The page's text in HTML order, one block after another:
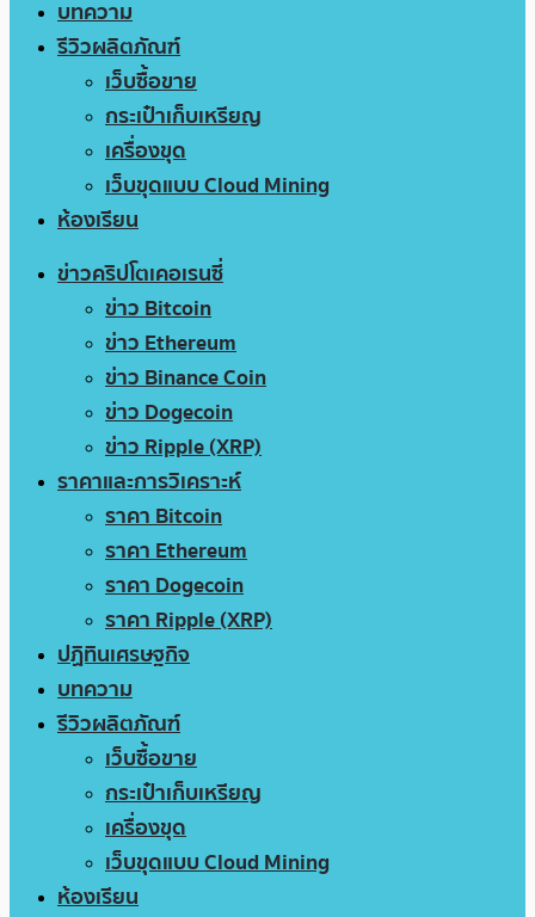
บทความ
รีวิวผลิตภัณฑ์
เว็บซื้อขาย
กระเป๋าเก็บเหรียญ
เครื่องขุด
เว็บขุดแบบ Cloud Mining
ห้องเรียน
ข่าวคริปโตเคอเรนซี่
ข่าว Bitcoin
ข่าว Ethereum
ข่าว Binance Coin
ข่าว Dogecoin
ข่าว Ripple (XRP)
ราคาและการวิเคราะห์
ราคา Bitcoin
ราคา Ethereum
ราคา Dogecoin
ราคา Ripple (XRP)
ปฏิทินเศรษฐกิจ
บทความ
รีวิวผลิตภัณฑ์
เว็บซื้อขาย
กระเป๋าเก็บเหรียญ
เครื่องขุด
เว็บขุดแบบ Cloud Mining
ห้องเรียน